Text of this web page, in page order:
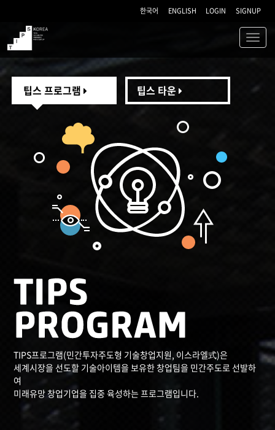
한국어 ENGLISH LOGIN SIGNUP
TIPS
팁스 프로그램 팁스 타운
TIPS프로그램(민간투자주도형 기술창업지원, 이스라엘式)은
세계시장을 선도할 기술아이템을 보유한 창업팀을 민간주도로 선발하
여
미래유망 창업기업을 집중 육성하는 프로그램입니다.